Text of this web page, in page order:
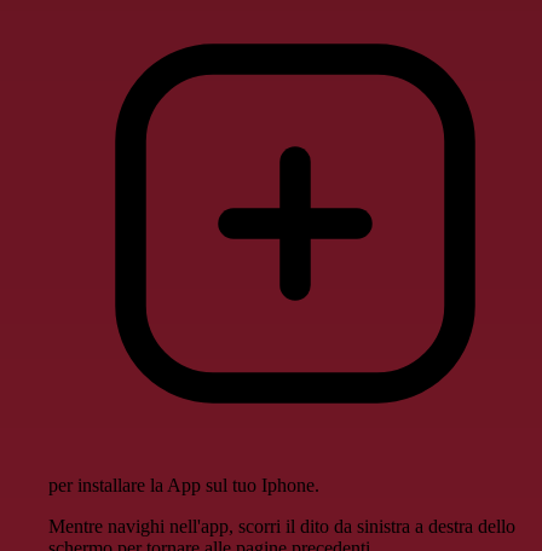
per installare la App sul tuo Iphone.
Mentre navighi nell'app, scorri il dito da sinistra a destra dello